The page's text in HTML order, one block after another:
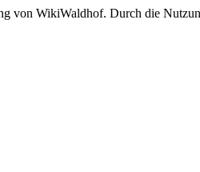
von WikiWaldhof. Durch die